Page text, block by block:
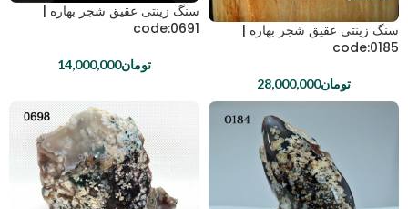
سنگ زینتی عقیق شجر بهاره |
code:0185
تومان28,000,000
سنگ زینتی عقیق شجر بهاره |
code:0691
تومان14,000,000